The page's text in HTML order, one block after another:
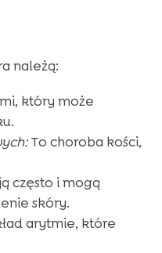
należą:
który może
To choroba kości,
często i mogą
skóry.
arytmie, które